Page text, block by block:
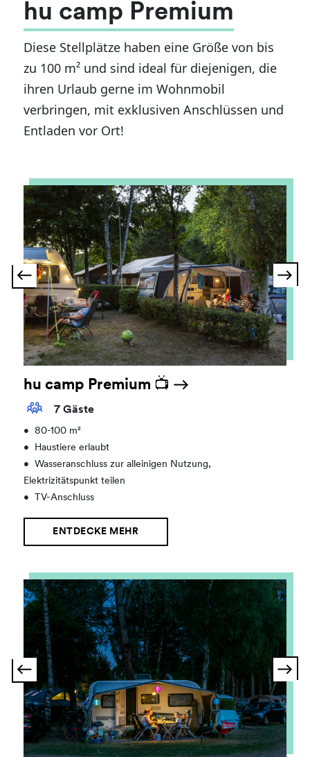
hu camp Premium
Diese Stellplätze haben eine Größe von bis
zu 100 m² und sind ideal für diejenigen, die
ihren Urlaub gerne im Wohnmobil
verbringen, mit exklusiven Anschlüssen und
Entladen vor Ort!
hu camp Premium 📺
7 Gäste
•
80-100 m²
•
Haustiere erlaubt
•
Wasseranschluss zur alleinigen Nutzung,
Elektrizitätspunkt teilen
•
TV-Anschluss
ENTDECKE MEHR